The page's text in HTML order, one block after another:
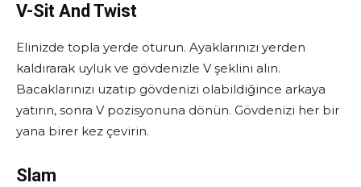
V-Sit And Twist
Elinizde topla yerde oturun. Ayaklarınızı yerden
kaldırarak uyluk ve gövdenizle V şeklini alın.
Bacaklarınızı uzatıp gövdenizi olabildiğince arkaya
yatırın, sonra V pozisyonuna dönün. Gövdenizi her bir
yana birer kez çevirin.
Slam